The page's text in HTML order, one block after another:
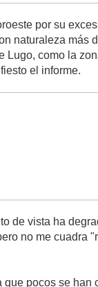
por su
naturaleza más
como la
el informe.
de vista ha
no me cuadra
pocos se